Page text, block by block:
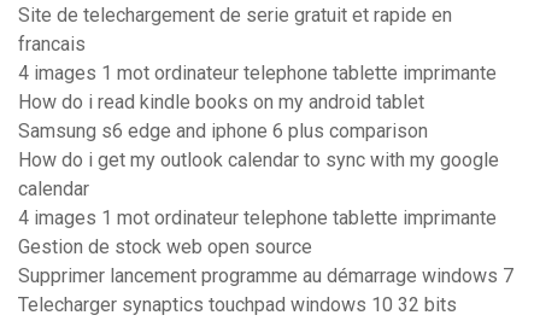
Site de telechargement de serie gratuit et rapide en
francais
4 images 1 mot ordinateur telephone tablette imprimante
How do i read kindle books on my android tablet
Samsung s6 edge and iphone 6 plus comparison
How do i get my outlook calendar to sync with my google
calendar
4 images 1 mot ordinateur telephone tablette imprimante
Gestion de stock web open source
Supprimer lancement programme au démarrage windows 7
Telecharger synaptics touchpad windows 10 32 bits